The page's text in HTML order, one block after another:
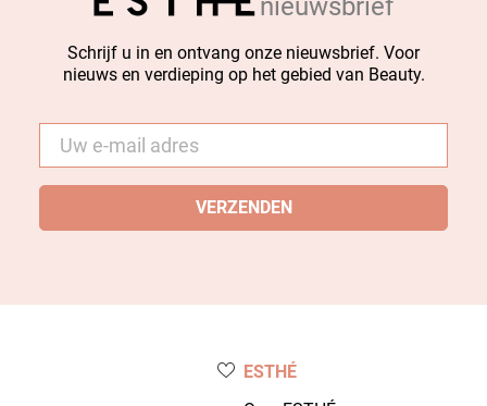
Schrijf u in en ontvang onze nieuwsbrief. Voor
nieuws en verdieping op het gebied van Beauty.
mail *
ESTHÉ